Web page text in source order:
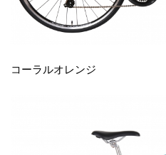
コーラルオレンジ